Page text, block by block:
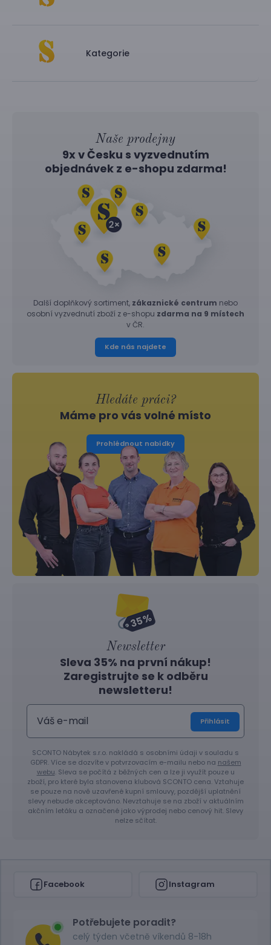
Kategorie
Naše prodejny
9x v Česku s vyzvednutím
objednávek z e-shopu zdarma!
Další doplňkový sortiment, zákaznické centrum nebo
osobní vyzvednutí zboží z e-shopu zdarma na 9 místech
v ČR.
Kde nás najdete
Hledáte práci?
Máme pro vás volné místo
Prohlédnout nabídky
Newsletter
Sleva 35% na první nákup!
Zaregistrujte se k odběru
newsletteru!
Přihlásit
SCONTO Nábytek s.r.o. nakládá s osobními údaji v souladu s
GDPR. Více se dozvíte v potvrzovacím e-mailu nebo na našem
webu. Sleva se počítá z běžných cen a lze ji využít pouze u
zboží, pro které byla stanovena klubová SCONTO cena. Vztahuje
se pouze na nově uzavřené kupní smlouvy, pozdější uplatnění
slevy nebude akceptováno. Nevztahuje se na zboží v aktuálním
akčním letáku a označené jako výprodej nebo cenový hit. Slevy
nelze sčítat.
Facebook Instagram
Potřebujete poradit?
celý týden včetně víkendů 8-18h